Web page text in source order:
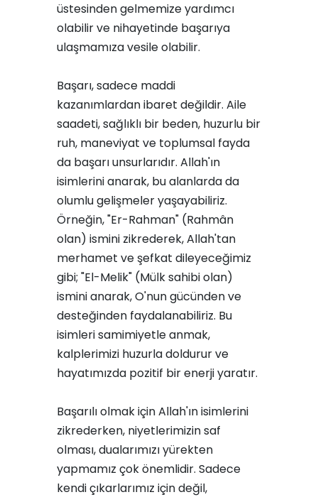
üstesinden gelmemize yardımcı
olabilir ve nihayetinde başarıya
ulaşmamıza vesile olabilir.
Başarı, sadece maddi
kazanımlardan ibaret değildir. Aile
saadeti, sağlıklı bir beden, huzurlu bir
ruh, maneviyat ve toplumsal fayda
da başarı unsurlarıdır. Allah'ın
isimlerini anarak, bu alanlarda da
olumlu gelişmeler yaşayabiliriz.
Örneğin, "Er-Rahman" (Rahmân
olan) ismini zikrederek, Allah'tan
merhamet ve şefkat dileyeceğimiz
gibi; "El-Melik" (Mülk sahibi olan)
ismini anarak, O'nun gücünden ve
desteğinden faydalanabiliriz. Bu
isimleri samimiyetle anmak,
kalplerimizi huzurla doldurur ve
hayatımızda pozitif bir enerji yaratır.
Başarılı olmak için Allah'ın isimlerini
zikrederken, niyetlerimizin saf
olması, dualarımızı yürekten
yapmamız çok önemlidir. Sadece
kendi çıkarlarımız için değil,